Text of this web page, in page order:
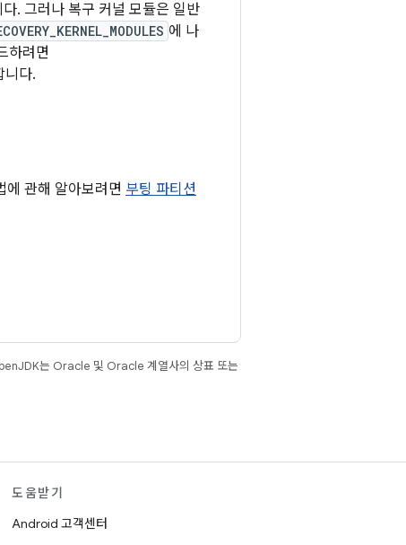
. 그러나 복구 커널 모듈은 일반
에 나
하려면
니다.
에 관해 알아보려면 부팅 파티션
는 Oracle 및 Oracle 계열사의 상표 또는
도움받기
Android 고객센터